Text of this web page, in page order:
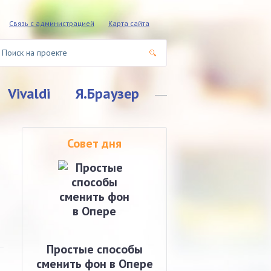
Связь с администрацией Карта сайта
Vivaldi Я.Браузер
Совет дня
Простые способы
сменить фон в Опере